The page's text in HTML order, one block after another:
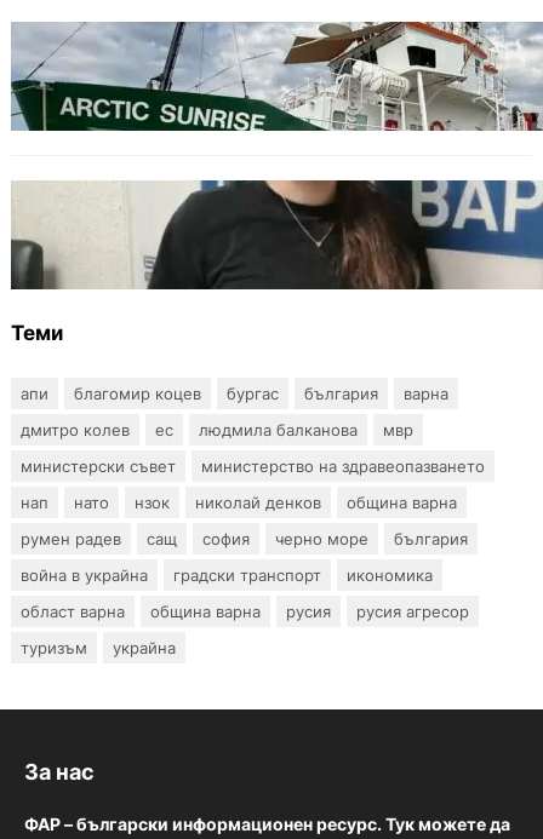
БЪЛГАРИЯ
Корабът на „Грийнпийс“ пристигна във
Варна с кампания за опазване на Черно
море
ОБЩЕСТВО
Варненска ученичка създаде интерактивна
карта за сигнали за проблеми с боклука
Теми
апи благомир коцев бургас българия
варна
дмитро колев
ес людмила балканова
мвр
министерски съвет
министерство на здравеопазването
нап
нато нзок николай денков
община варна
румен радев
сащ софия черно море
българия
война в украйна
градски транспорт
икономика
област варна
община варна русия
русия агресор
туризъм
украйна
За нас
ФАР – български информационен ресурс. Тук можете да